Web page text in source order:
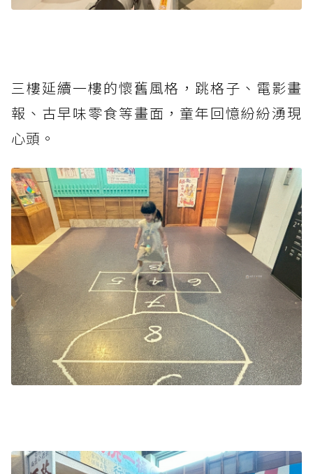
三樓延續一樓的懷舊風格，跳格子、電影畫
報、古早味零食等畫面，童年回憶紛紛湧現
心頭。